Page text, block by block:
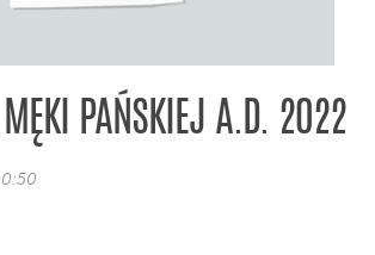
MĘKI PAŃSKIEJ A.D. 2022